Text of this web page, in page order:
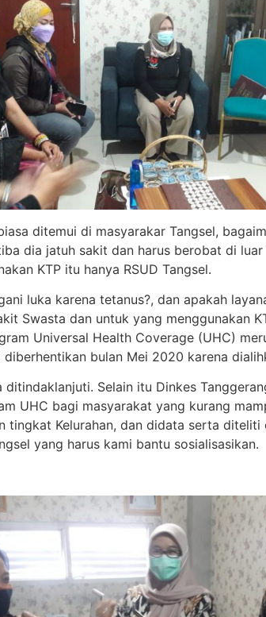
ditemui di masyarakar Tangsel,
dia jatuh sakit dan harus berobat di luar
KTP itu hanya RSUD Tangsel.
luka karena tetanus?, dan apakah
Swasta dan untuk yang menggunakan
Universal Health Coverage (UHC)
bulan Mei 2020 karena
Selain itu Dinkes
UHC bagi masyarakat yang kurang
tingkat Kelurahan, dan didata serta
yang harus kami bantu sosialisasikan.